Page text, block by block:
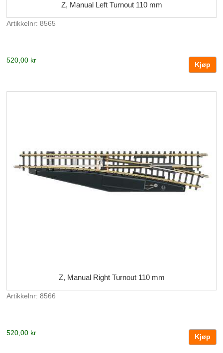
Z, Manual Left Turnout 110 mm
Artikkelnr: 8565
520,00 kr
Z, Manual Right Turnout 110 mm
Artikkelnr: 8566
520,00 kr